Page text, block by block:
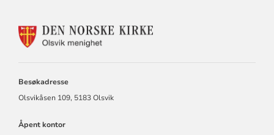
KONTAKTINFORMASJON
Besøkadresse
Olsvikåsen 109, 5183 Olsvik
Åpent kontor